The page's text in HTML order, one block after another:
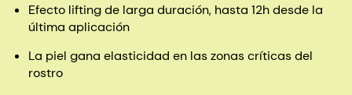
Efecto lifting de larga duración, hasta 12h desde la
última aplicación
La piel gana elasticidad en las zonas críticas del
rostro